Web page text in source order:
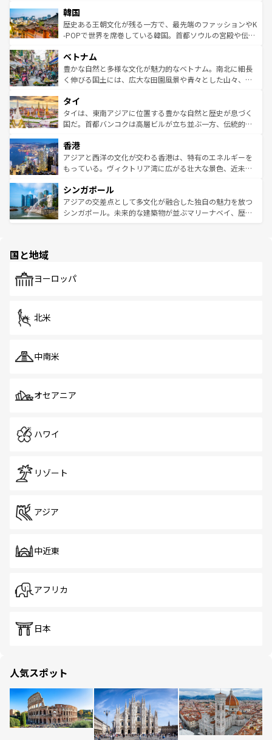
ワイを、存分に味わってほしい。 なお、新着のハワイ情報
はコンテンツ一覧を参照してほしい。
いる。アクティビティも充実しており、サーフィンやダイ
ビング、ハイキングなど、アウトドア好きにはたまらな
い。オーストラリアの多彩な魅力を存分に味わいつくそ
参照してほしい。
ン）、静ひつな山岳地帯である台湾東部など、都市の喧騒
と山間の静けさが共存しており、訪れる人に新しい発見と
驚きをもたらしてくれる。また、奥深い台湾の食文化も魅
容にもいいと評判のスイーツなど、バラエティ豊かな料理
が味わえる。 なお、新着の台湾情報は コンテンツ一覧を参
照してほしい。
韓国
歴史ある王朝文化が残る一方で、最先端のファッションやK
-POPで世界を席巻している韓国。首都ソウルの宮殿や伝統
き、地方に足を延ばせば四季折々の自然美を楽しむことが
できる。そして、キムチや焼肉、絶品のストリートフード
まで、さまざまな韓国料理が待っている。夜には、韓国な
リティに包まれながら、韓国の多彩な魅力を心ゆくまで味
わってみてほしい。 なお、新着の韓国情報はコンテンツ一
覧を参照してほしい。
ベトナム
豊かな自然と多様な文化が魅力的なベトナム。南北に細長
く伸びる国土には、広大な田園風景や青々とした山々、世
急速な発展と共に伝統が息づく。ハノイの古い町並みやホ
ーチミン市のフランス統治時代の建物も、独特の雰囲気を
醸し出している。また、バラエティの豊かさとおいしさで
とつ。フォーやバインミー、ベトナムコーヒーなどは、ぜ
ひ現地で味わいたい。どの地域を訪れてもあたたかい人々
が旅行者を迎えてくれるので、きっと忘れられない旅にな
参照してほしい。
タイ
タイは、東南アジアに位置する豊かな自然と歴史が息づく
国だ。首都バンコクは高層ビルが立ち並ぶ一方、伝統的な
の活気が交差している。北部ではチェンマイなどの山岳地
帯で自然と触れ合い、南部ではプーケットやクラビの美し
いビーチでリゾート気分を楽しむことができる。タイ料理
激する。気候は一年中温暖で、どの季節にも異なる楽しみ
が待っている。親しみやすいタイの人々、仏教を中心とし
た文化、そして多様な観光資源が、訪れる旅人を魅了し続
香港
アジアと西洋の文化が交わる香港は、特有のエネルギーを
もっている。ヴィクトリア湾に広がる壮大な景色、近未来
み、どこを訪れても感動するはず。観光スポットが密集し
ており、効率よく見どころを回れるのも魅力。息をのむよ
うな絶景から文化的な体験まで、香港を存分に楽しみ尽く
シンガポール
アジアの交差点として多文化が融合した独自の魅力を放つ
シンガポール。未来的な建築物が並ぶマリーナベイ、歴史
で、ホーカーズは地元の風情を楽しめる外せないスポット
国と地域
ヨーロッパ
北米
中南米
オセアニア
ハワイ
リゾート
アジア
中近東
アフリカ
日本
人気スポット